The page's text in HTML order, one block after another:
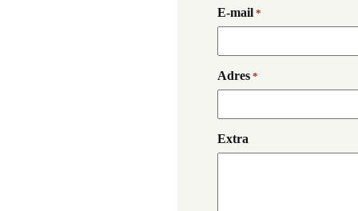
E-mail *
Adres *
Extra